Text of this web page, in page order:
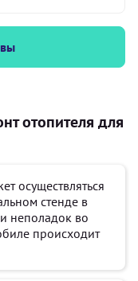
отопителя для
осуществляться
стенде в
неполадок во
происходит